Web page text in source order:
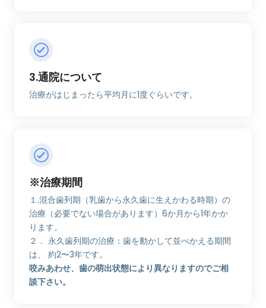
3.通院について
治療がはじまったら平均月に1度ぐらいです。
※治療期間
１.混合歯列期（乳歯から永久歯に生えかわる時期）の
治療（必要でない場合があります）6か月から1年かか
ります。
２． 永久歯列期の治療：歯を動かして並べかえる期間
は、 約2〜3年です。
咬みあわせ、歯の萌出状態により異なりますのでご相
談下さい。